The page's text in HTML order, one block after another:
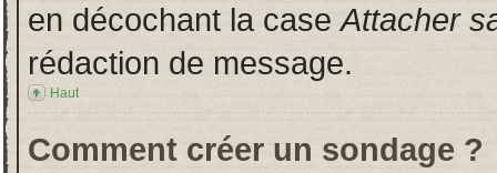
en décochant la caseAttacher
rédaction de message.
Haut
Comment créer un sondage ?